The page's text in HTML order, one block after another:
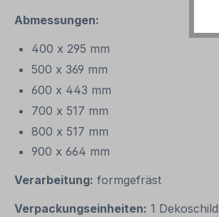
Abmessungen:
400 x 295 mm
500 x 369 mm
600 x 443 mm
700 x 517 mm
800 x 517 mm
900 x 664 mm
Verarbeitung: formgefräst
Verpackungseinheiten: 1